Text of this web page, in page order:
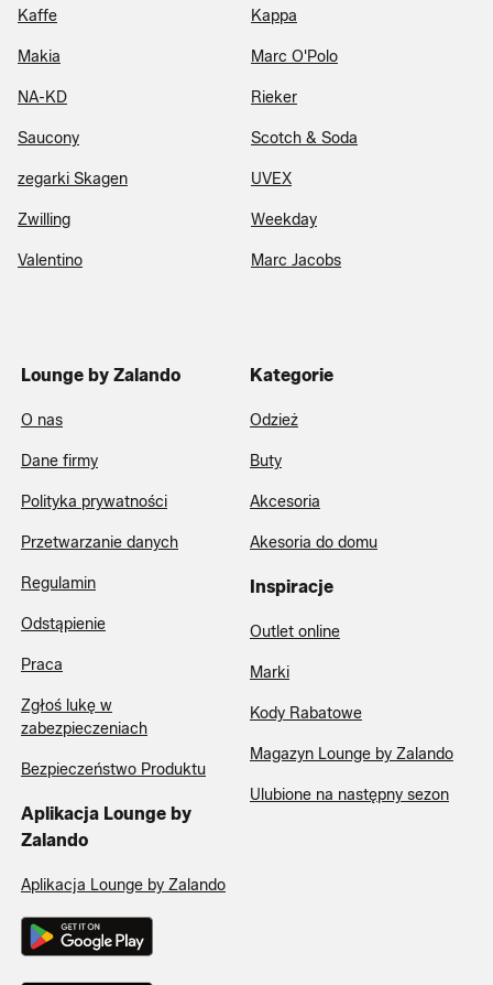
Kaffe Kappa
Makia Marc O'Polo
NA-KD Rieker
Saucony Scotch & Soda
zegarki Skagen UVEX
Zwilling Weekday
Valentino Marc Jacobs
Lounge by Zalando
O nas
Dane firmy
Polityka prywatności
Przetwarzanie danych
Regulamin
Odstąpienie
Praca
Zgłoś lukę w
zabezpieczeniach
Bezpieczeństwo Produktu
Aplikacja Lounge by
Zalando
Aplikacja Lounge by Zalando
Kategorie
Odzież
Buty
Akcesoria
Akesoria do domu
Inspiracje
Outlet online
Marki
Kody Rabatowe
Magazyn Lounge by Zalando
Ulubione na następny sezon